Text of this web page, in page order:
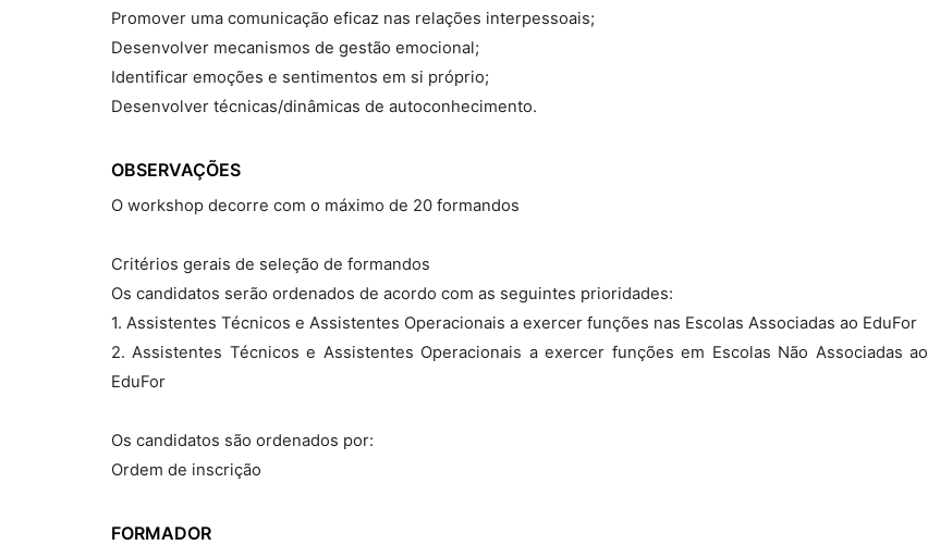
Promover uma comunicação eficaz nas relações interpessoais;
Desenvolver mecanismos de gestão emocional;
Identificar emoções e sentimentos em si próprio;
Desenvolver técnicas/dinâmicas de autoconhecimento.
OBSERVAÇÕES
O workshop decorre com o máximo de 20 formandos
Critérios gerais de seleção de formandos
Os candidatos serão ordenados de acordo com as seguintes prioridades:
1. Assistentes Técnicos e Assistentes Operacionais a exercer funções nas Escolas Associadas ao EduFor
2. Assistentes Técnicos e Assistentes Operacionais a exercer funções em Escolas Não Associadas ao
EduFor
Os candidatos são ordenados por:
Ordem de inscrição
FORMADOR